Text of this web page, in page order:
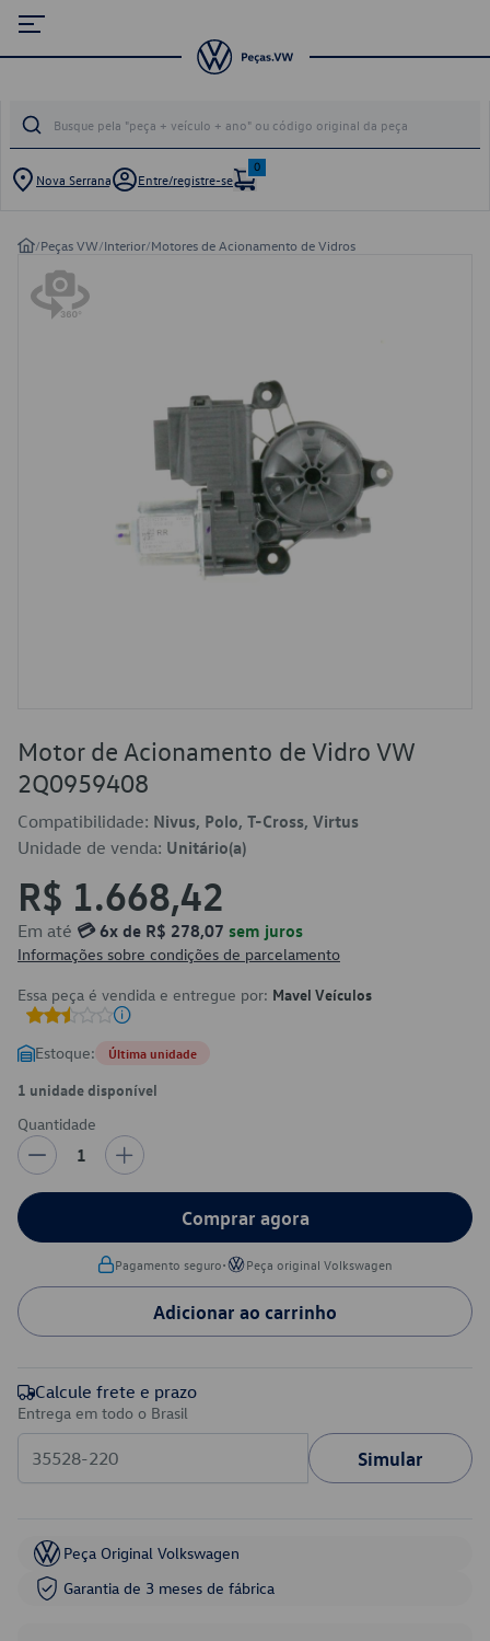
Nova Serrana Entre/registre-se
0
/Peças VW/Interior/Motores de Acionamento de Vidros
Motor de Acionamento de Vidro VW
2Q0959408
Compatibilidade: Nivus, Polo, T-Cross, Virtus
Unidade de venda: Unitário(a)
R$ 1.668,42
Em até 💳 6x de R$ 278,07 sem juros
Informações sobre condições de parcelamento
Essa peça é vendida e entregue por: Mavel Veículos
Estoque: Última unidade
1 unidade disponível
Quantidade
1
Comprar agora
Pagamento seguro• Peça original Volkswagen
Adicionar ao carrinho
Calcule frete e prazo
Entrega em todo o Brasil
Simular
Peça Original Volkswagen
Garantia de 3 meses de fábrica